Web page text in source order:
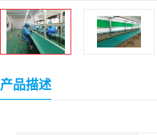
产品描述